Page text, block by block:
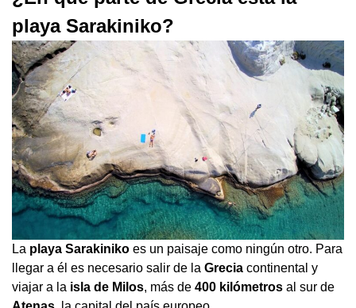
playa Sarakiniko?
La playa Sarakiniko es un paisaje como ningún otro. Para
llegar a él es necesario salir de la Grecia continental y
viajar a la isla de Milos, más de 400 kilómetros al sur de